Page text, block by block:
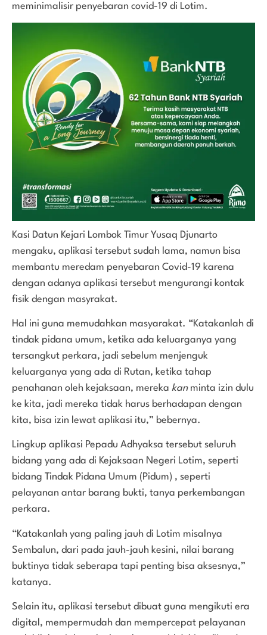
meminimalisir penyebaran covid-19 di Lotim.
Kasi Datun Kejari Lombok Timur Yusaq Djunarto
mengaku, aplikasi tersebut sudah lama, namun bisa
membantu meredam penyebaran Covid-19 karena
dengan adanya aplikasi tersebut mengurangi kontak
fisik dengan masyrakat.
Hal ini guna memudahkan masyarakat. “Katakanlah di
tindak pidana umum, ketika ada keluarganya yang
tersangkut perkara, jadi sebelum menjenguk
keluarganya yang ada di Rutan, ketika tahap
penahanan oleh kejaksaan, mereka kan minta izin dulu
ke kita, jadi mereka tidak harus berhadapan dengan
kita, bisa izin lewat aplikasi itu,” bebernya.
Lingkup aplikasi Pepadu Adhyaksa tersebut seluruh
bidang yang ada di Kejaksaan Negeri Lotim, seperti
bidang Tindak Pidana Umum (Pidum) , seperti
pelayanan antar barang bukti, tanya perkembangan
perkara.
“Katakanlah yang paling jauh di Lotim misalnya
Sembalun, dari pada jauh-jauh kesini, nilai barang
buktinya tidak seberapa tapi penting bisa aksesnya,”
katanya.
Selain itu, aplikasi tersebut dibuat guna mengikuti era
digital, mempermudah dan mempercepat pelayanan